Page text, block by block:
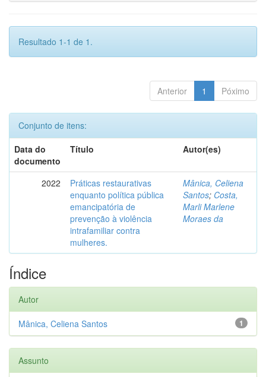
Resultado 1-1 de 1.
Anterior 1 Póximo
Conjunto de itens:
Data do
documento
Título Autor(es)
2022
Práticas restaurativas
enquanto política pública
emancipatória de
prevenção à violência
intrafamiliar contra
mulheres.
Mânica, Celiena
Santos; Costa,
Marli Marlene
Moraes da
Índice
Autor
1
Mânica, Celiena Santos
Assunto